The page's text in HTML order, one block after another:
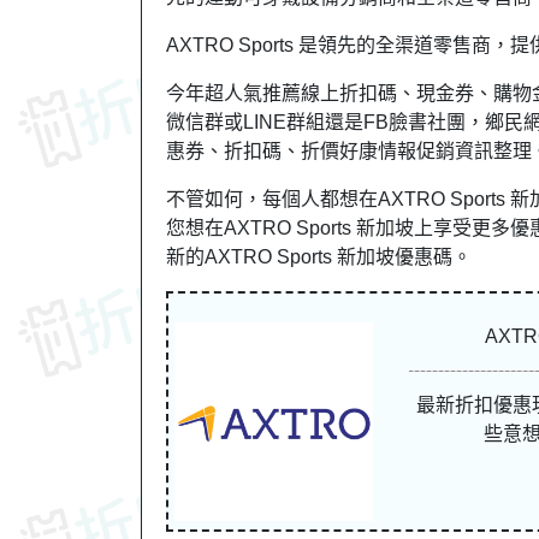
AXTRO Sports 是領先的全渠道零售商，
今年超人氣推薦線上折扣碼、現金券、購
微信群或LINE群組還是FB臉書社團，鄉民
惠券、折扣碼、折價好康情報促銷資訊整理
不管如何，每個人都想在AXTRO Sports
您想在AXTRO Sports 新加坡上享受更多
新的AXTRO Sports 新加坡優惠碼。
最新折扣優惠
些意